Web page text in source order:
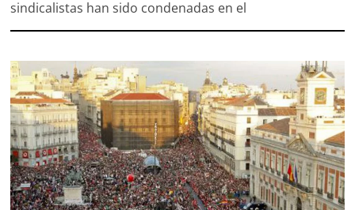
sindicalistas han sido condenadas en el